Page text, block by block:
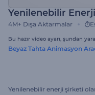
Yenilenebilir Enerji
4M+ Dışa Aktarmalar
Bu hazır video ayarı, şundan
Beyaz Tahta Animasyon
Yenilenebilir enerji şirketi